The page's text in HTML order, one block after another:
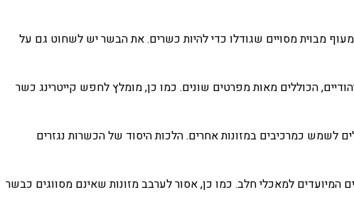
מבוית מסויים שגודלו כדי להיות כשרים. את הבשר יש לשחוט גם על
הכוללים מאות מפרטים שונים. כמו כן, מומלץ לחפש קייטרינג כשר
לשמש כמרכיבים במזונות אחרים. הלכות היסוד של הכשרות נגזרים
למאכלי חלב. כמו כן, אסור לערבב מזונות שאינם מסווגים כבשר